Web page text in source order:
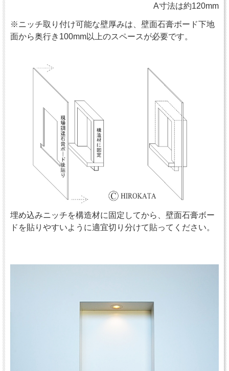
A寸法は約120mm
※ニッチ取り付け可能な壁厚みは、壁面石膏ボード下地
面から奥行き100mm以上のスペースが必要です。
埋め込みニッチを構造材に固定してから、壁面石膏ボー
ドを貼りやすいように適宜切り分けて貼ってください。